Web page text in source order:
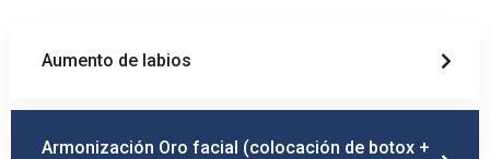
Aumento de labios
Armonización Oro facial (colocación de botox +